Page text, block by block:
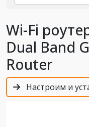
Wi-Fi
Dual Band
Router
Настроим и